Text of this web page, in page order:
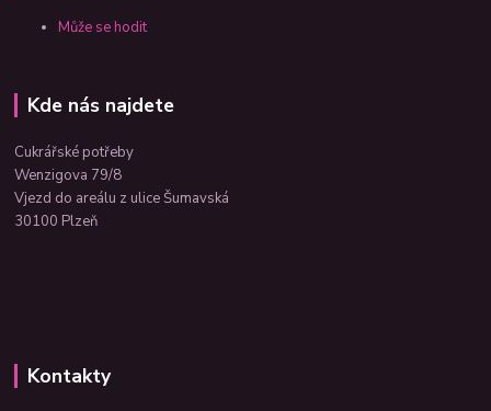
Může se hodit
Kde nás najdete
Cukrářské potřeby
Wenzigova 79/8
Vjezd do areálu z ulice Šumavská
30100 Plzeň
Kontakty